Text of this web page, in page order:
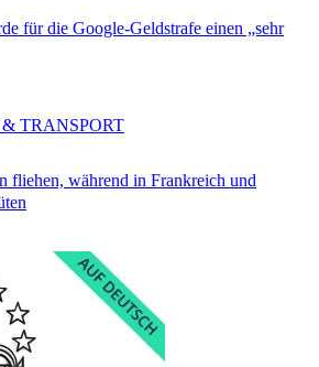
für die Google-Geldstrafe einen „sehr
fliehen, während in Frankreich und
TRANSPORT